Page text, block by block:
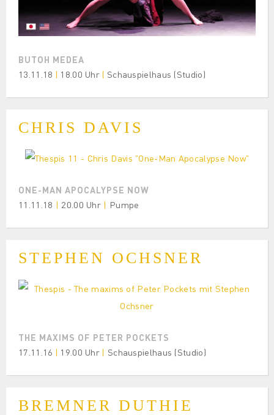
BUTOH MEDEA
13.11.18 | 18.00 Uhr | Schauspielhaus (Studio)
CHRIS DAVIS
ONE-MAN APOCALYPSE NOW
11.11.18 | 20.00 Uhr | Pumpe
STEPHEN OCHSNER
THE MAXIMS OF PETER POCKETS
17.11.16 | 19.00 Uhr | Schauspielhaus (Studio)
BREMNER DUTHIE